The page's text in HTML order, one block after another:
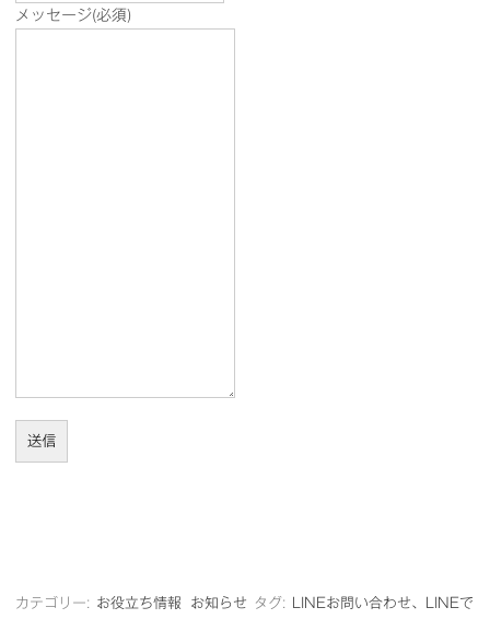
メッセージ(必須)
送信
カテゴリー: お役立ち情報 お知らせ タグ:
LINEお問い合わせ、LINEで